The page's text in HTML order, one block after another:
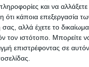
και να
ότι κάποια επεξεργασία
αλλά έχετε το
τον ιστότοπο. Μπορείτε
επιστρέφοντας σε